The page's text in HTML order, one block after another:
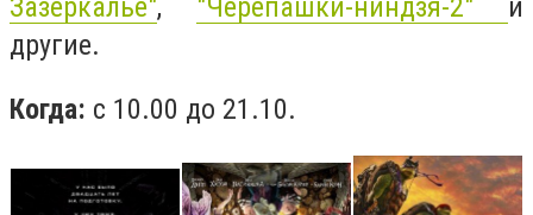
Зазеркалье", "Черепашки-ниндзя-2" и
другие.
Когда: с 10.00 до 21.10.